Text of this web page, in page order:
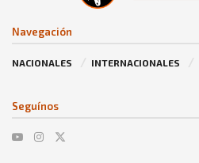
Navegación
NACIONALES INTERNACIONALES
Seguínos